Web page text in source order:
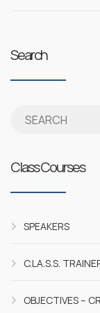
Search
Class Courses
SPEAKERS
C.LA.S.S.
OBJECTIVES –